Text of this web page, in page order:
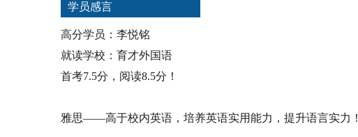
学员感言
高分学员：李悦铭
就读学校：育才外国语
首考7.5分，阅读8.5分！
雅思——高于校内英语，培养英语实用能力，提升语言实力！